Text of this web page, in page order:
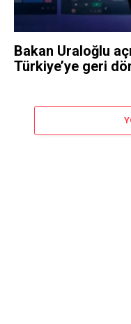
Bakan Uraloğlu
Türkiye’ye geri